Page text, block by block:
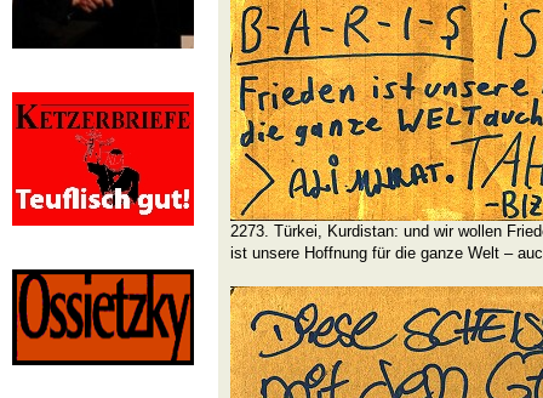
2273. Türkei, Kurdistan: und wir wollen
ist unsere Hoffnung für die ganze Welt –